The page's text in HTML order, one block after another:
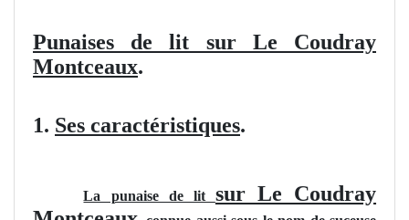
Punaises de lit sur Le Coudray
Montceaux.
1. Ses caractéristiques.
La punaise de lit sur Le Coudray